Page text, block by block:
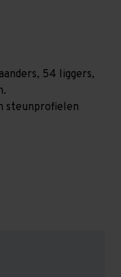
54 liggers,
steunprofielen